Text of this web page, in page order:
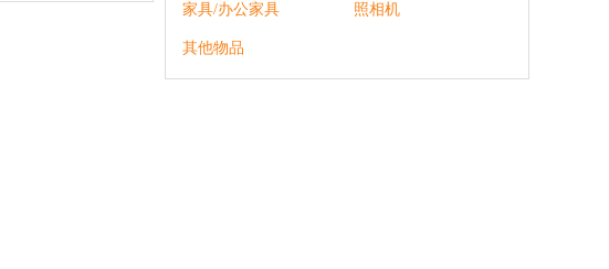
家具/办公家具 照相机
其他物品